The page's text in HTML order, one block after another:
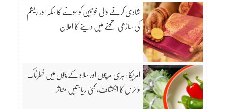
شادی کرنے والی خواتین کو سونے کا سکہ اور ریشم
کی ساڑھی تحفے میں دینے کا اعلان
امریکا: ہری مرچوں اور سلاد کے پتوں میں خطرناک
وائرس کا انکشاف، کئی ریاستیں متاثر